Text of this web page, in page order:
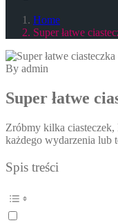
Home
Super łatwe
By admin
Super łatwe
Zróbmy kilka
każdego wydarzenia lub
Spis treści